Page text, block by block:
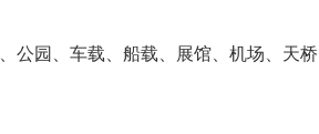
园、车载、船载、展馆、机场、天桥